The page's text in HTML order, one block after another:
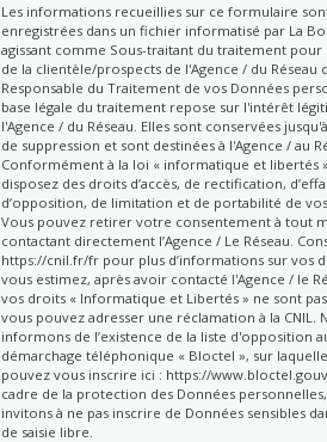
Les informations recueillies sur ce formulaire
enregistrées dans un fichier informatisé par La
agissant comme Sous-traitant du traitement pour
de la clientèle/prospects de l'Agence / du Réseau
Responsable du Traitement de vos Données
base légale du traitement repose sur l'intérêt
l'Agence / du Réseau. Elles sont conservées
de suppression et sont destinées à l'Agence / au
Conformément à la loi « informatique et libertés
disposez des droits d’accès, de rectification,
d’opposition, de limitation et de portabilité de
Vous pouvez retirer votre consentement à tout
contactant directement l’Agence / Le Réseau.
https://cnil.fr/frpour plus d’informations sur vos
vous estimez, après avoir contacté l'Agence / le
vos droits « Informatique et Libertés » ne sont
vous pouvez adresser une réclamation à la CNIL.
informons de l’existence de la liste d'opposition
démarchage téléphonique « Bloctel », sur
pouvez vous inscrire ici : https://
cadre de la protection des Données
invitons à ne pas inscrire de Données sensibles
de saisie libre.